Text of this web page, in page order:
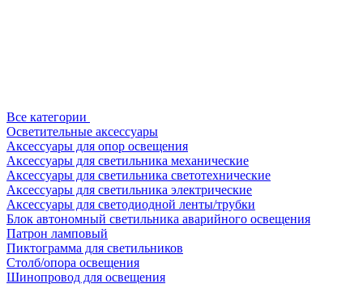
Все категории
Осветительные аксессуары
Аксессуары для опор освещения
Аксессуары для светильника механические
Аксессуары для светильника светотехнические
Аксессуары для светильника электрические
Аксессуары для светодиодной ленты/трубки
Блок автономный светильника аварийного освещения
Патрон ламповый
Пиктограмма для светильников
Столб/опора освещения
Шинопровод для освещения